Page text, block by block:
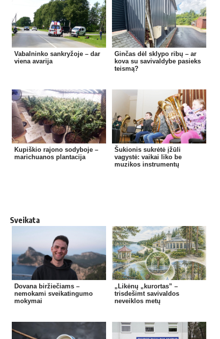
Vabalninko sankryžoje – dar
viena avarija
Ginčas dėl sklypo ribų – ar
kova su savivaldybe pasieks
teismą?
Kupiškio rajono sodyboje –
marichuanos plantacija
Šukionis sukrėtė įžūli
vagystė: vaikai liko be
muzikos instrumentų
Sveikata
Dovana biržiečiams –
nemokami sveikatingumo
mokymai
„Likėnų „kurortas” –
trisdešimt savivaldos
neveiklos metų